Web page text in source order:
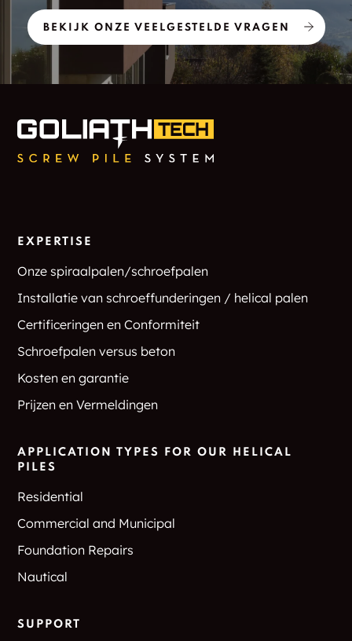
BEKIJK ONZE VEELGESTELDE VRAGEN
EXPERTISE
Onze spiraalpalen/schroefpalen
Installatie van schroeffunderingen / helical palen
Certificeringen en Conformiteit
Schroefpalen versus beton
Kosten en garantie
Prijzen en Vermeldingen
APPLICATION TYPES FOR OUR HELICAL
PILES
Residential
Commercial and Municipal
Foundation Repairs
Nautical
SUPPORT